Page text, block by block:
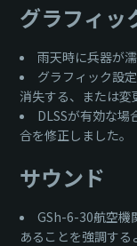
グラフィッ
雨天時に兵器が
グラフィック設
消失する、または変
DLSSが有効な場
合を修正しました。
サウンド
GSh-6-30航空機
あることを強調する